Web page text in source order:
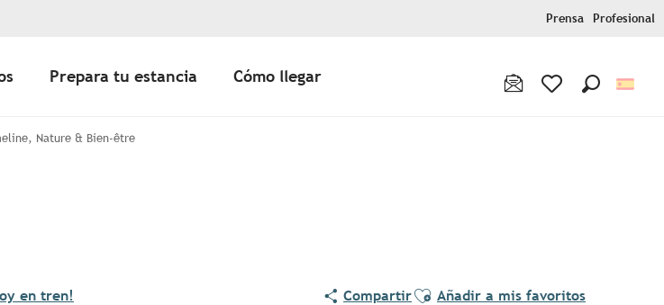
Prensa Profesional
Prepara tu estancia Cómo llegar
Nature & Bien-être
en tren! CompartirAjouter aux favoris
Añadir a mis favoritos